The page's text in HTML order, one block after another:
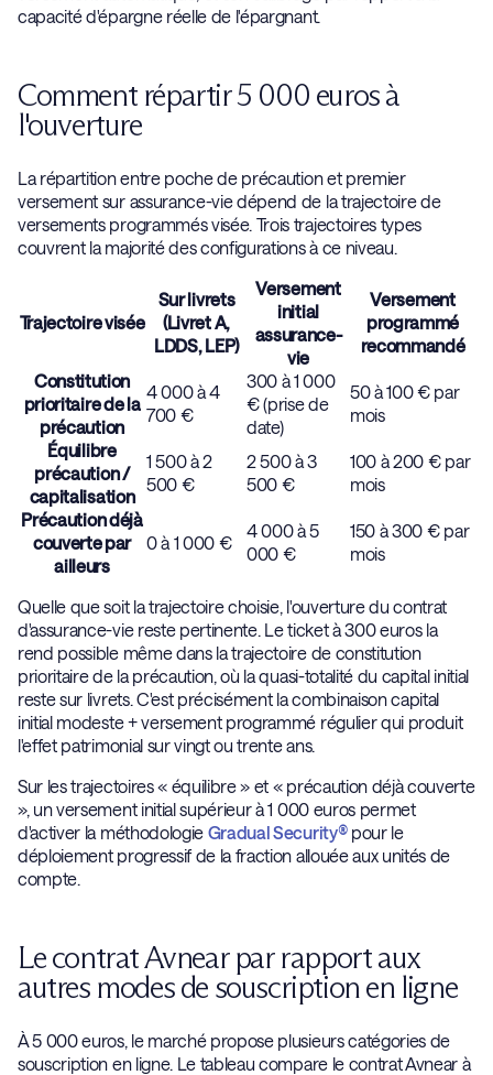
capacité d'épargne réelle de l'épargnant.
Comment répartir 5 000 euros à
l'ouverture
La répartition entre poche de précaution et premier
versement sur assurance-vie dépend de la trajectoire de
versements programmés visée. Trois trajectoires types
couvrent la majorité des configurations à ce niveau.
Trajectoire visée
Sur livrets
(Livret A,
LDDS, LEP)
Versement
initial
assurance-
vie
Versement
programmé
recommandé
Constitution
prioritaire de la
précaution
4 000 à 4
700 €
300 à 1 000
€ (prise de
date)
50 à 100 € par
mois
Équilibre
précaution /
capitalisation
1 500 à 2
500 €
2 500 à 3
500 €
100 à 200 € par
mois
Précaution déjà
couverte par
ailleurs
0 à 1 000 €
4 000 à 5
000 €
150 à 300 € par
mois
Quelle que soit la trajectoire choisie, l'ouverture du contrat
d'assurance-vie reste pertinente. Le ticket à 300 euros la
rend possible même dans la trajectoire de constitution
prioritaire de la précaution, où la quasi-totalité du capital initial
reste sur livrets. C'est précisément la combinaison capital
initial modeste + versement programmé régulier qui produit
l'effet patrimonial sur vingt ou trente ans.
Sur les trajectoires « équilibre » et « précaution déjà couverte
», un versement initial supérieur à 1 000 euros permet
d'activer la méthodologie Gradual Security®pour le
déploiement progressif de la fraction allouée aux unités de
compte.
Le contrat Avnear par rapport aux
autres modes de souscription en ligne
À 5 000 euros, le marché propose plusieurs catégories de
souscription en ligne. Le tableau compare le contrat Avnear à